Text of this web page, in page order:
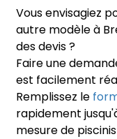
Vous envisagiez
autre modèle à
des devis ?
Faire une
est facilement
Remplissez le
rapidement
mesure de